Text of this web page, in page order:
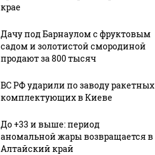
крае
Дачу под Барнаулом с фруктовым
садом и золотистой смородиной
продают за 800 тысяч
ВС РФ ударили по заводу ракетных
комплектующих в Киеве
До +33 и выше: период
аномальной жары возвращается в
Алтайский край